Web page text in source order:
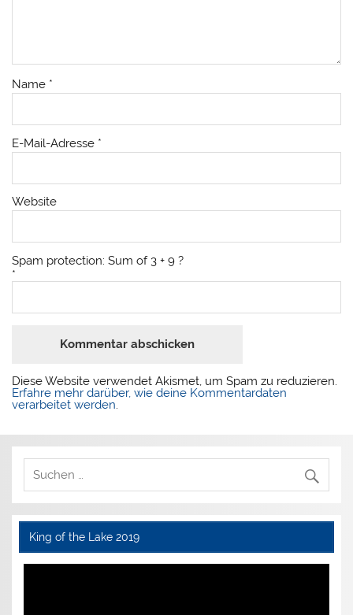
Name *
E-Mail-Adresse *
Website
Spam protection: Sum of 3 + 9 ?
*
Diese Website verwendet Akismet, um Spam zu reduzieren.
Erfahre mehr darüber, wie deine Kommentardaten
verarbeitet werden.
King of the Lake 2019
Video-